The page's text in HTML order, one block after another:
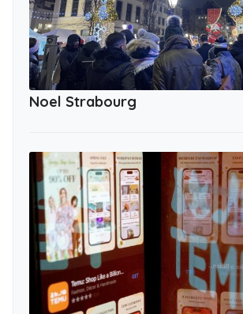
Noel Strabourg